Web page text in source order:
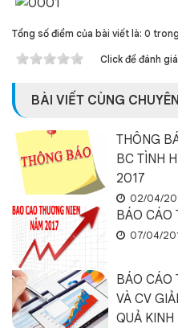
Tổng số điểm của bài viết là: 0
Click để đánh
BÀI VIẾT CÙNG
THÔNG
BC TÌNH
2017
02/04/
BÁO CÁO
07/04/
BÁO CÁO
VÀ CV
QUẢ